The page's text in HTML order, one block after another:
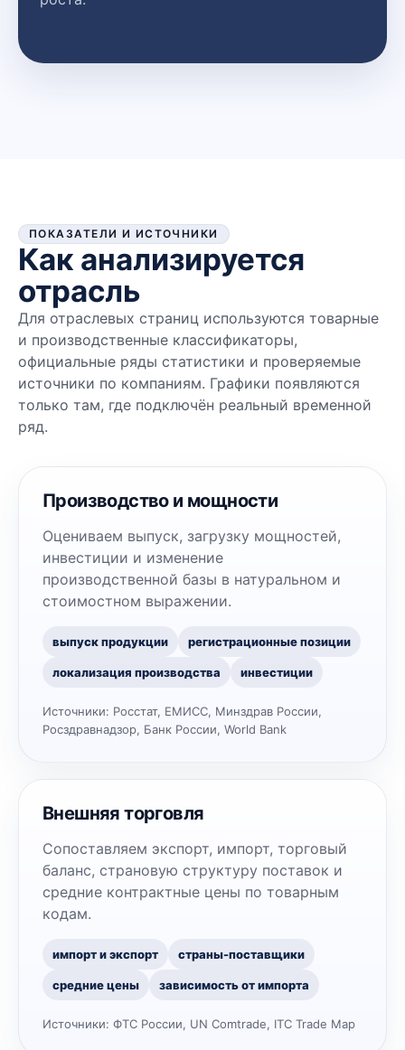
ПОКАЗАТЕЛИ И ИСТОЧНИКИ
Как анализируется
отрасль
Для отраслевых страниц используются товарные
и производственные классификаторы,
официальные ряды статистики и проверяемые
источники по компаниям. Графики появляются
только там, где подключён реальный временной
ряд.
Производство и мощности
Оцениваем выпуск, загрузку мощностей,
инвестиции и изменение
производственной базы в натуральном и
стоимостном выражении.
выпуск продукции регистрационные позиции
локализация производства инвестиции
Источники: Росстат, ЕМИСС, Минздрав России,
Росздравнадзор, Банк России, World Bank
Внешняя торговля
Сопоставляем экспорт, импорт, торговый
баланс, страновую структуру поставок и
средние контрактные цены по товарным
кодам.
импорт и экспорт страны-поставщики
средние цены зависимость от импорта
Источники: ФТС России, UN Comtrade, ITC Trade Map